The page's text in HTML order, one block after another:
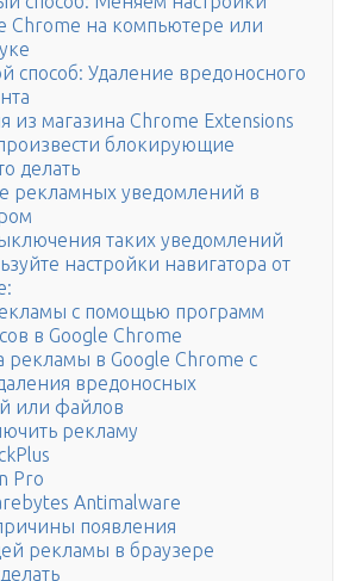
Chrome на компьютере или
способ: Удаление вредоносного
из магазина Chrome Extensions
блокирующие
делать
рекламных уведомлений в
таких уведомлений
настройки навигатора от
с помощью программ
в Google Chrome
рекламы в Google Chrome с
вредоносных
или файлов
рекламу
Pro
Antimalware
появления
рекламы в браузере